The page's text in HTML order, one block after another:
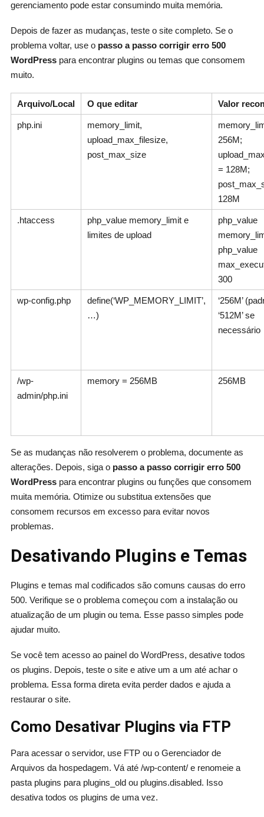
gerenciamento pode estar consumindo muita memória.
Depois de fazer as mudanças, teste o site completo. Se o
problema voltar, use o passo a passo corrigir erro 500
WordPresspara encontrar plugins ou temas que consomem
muito.
Arquivo/Local O que editar Valor
php.ini
memory_limit,
upload_max_filesize,
post_max_size
256M;
= 128M;
128M
.htaccess
php_value memory_limit e
limites de upload
php_value
php_value
300
wp-config.php
define(‘WP_MEMORY_LIMIT’,
…)
‘256M’
‘512M’ se
necessário
/wp-
admin/php.ini
memory = 256MB 256MB
Se as mudanças não resolverem o problema, documente as
alterações. Depois, siga o passo a passo corrigir erro 500
WordPresspara encontrar plugins ou funções que consomem
muita memória. Otimize ou substitua extensões que
consomem recursos em excesso para evitar novos
problemas.
Desativando Plugins e Temas
Plugins e temas mal codificados são comuns causas do erro
500. Verifique se o problema começou com a instalação ou
atualização de um plugin ou tema. Esse passo simples pode
ajudar muito.
Se você tem acesso ao painel do WordPress, desative todos
os plugins. Depois, teste o site e ative um a um até achar o
problema. Essa forma direta evita perder dados e ajuda a
restaurar o site.
Como Desativar Plugins via FTP
Para acessar o servidor, use FTP ou o Gerenciador de
Arquivos da hospedagem. Vá até /wp-content/ e renomeie a
pasta plugins para plugins_old ou plugins.disabled. Isso
desativa todos os plugins de uma vez.